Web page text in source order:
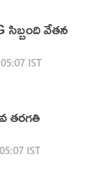
వేతన
IST
తరగతి
IST